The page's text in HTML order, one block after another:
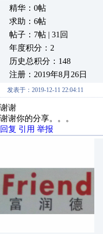
精华：0帖
求助：6帖
帖子：7帖 | 31回
年度积分：2
历史总积分：148
注册：2019年8月26日
发表于：2019-12-11 22:04:11
谢谢
谢谢你的分享。。。
回复 引用 举报